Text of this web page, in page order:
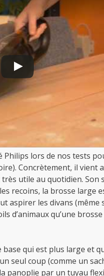
Philips lors de nos tests
Concrètement, il vient
utile au quotidien. Son
recoins, la brosse large
aspirer les divans (même
d’animaux qu’une
base qui est plus large et
seul coup (comme un
panoplie par un tuyau